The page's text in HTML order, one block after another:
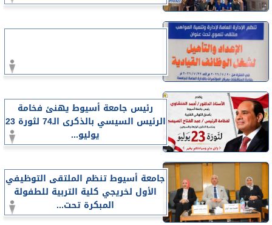
رئيس جامعة أسيوط يهنئ فخامة
الرئيس السيسي بالذكرى الـ74 لثورة 23
يوليو...
جامعة أسيوط تنظم الملتقى التوظيفي
الأول لخريجي كلية التربية للطفولة
المبكرة تحت...